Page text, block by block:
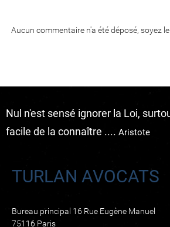
Aucun commentaire n'a été déposé, soyez
Nul n'est sensé ignorer la Loi,
facile de la connaître .... Aristote
TURLAN AVOCATS
Bureau principal 16 Rue Eugène Manuel
75116 Paris